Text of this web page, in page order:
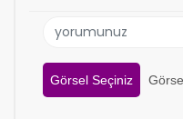
Görsel Seçiniz